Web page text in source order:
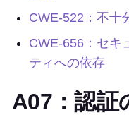
CWE-522：不十
CWE-656：セキ
ティへの依存
A07：認証